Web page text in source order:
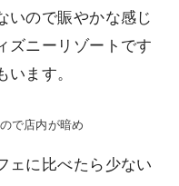
いので賑やかな感じ
ズニーリゾートです
ます。
で店内が暗め
ェに比べたら少ない